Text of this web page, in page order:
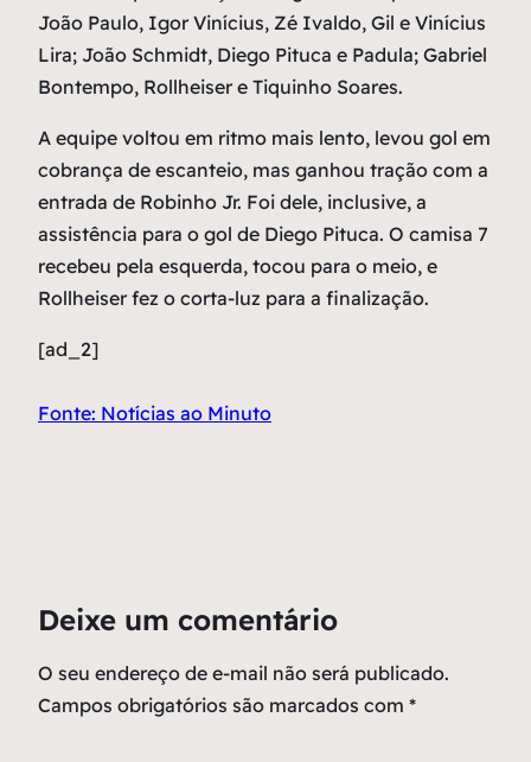
João Paulo, Igor Vinícius, Zé Ivaldo, Gil e Vinícius
Lira; João Schmidt, Diego Pituca e Padula; Gabriel
Bontempo, Rollheiser e Tiquinho Soares.
A equipe voltou em ritmo mais lento, levou gol em
cobrança de escanteio, mas ganhou tração com a
entrada de Robinho Jr. Foi dele, inclusive, a
assistência para o gol de Diego Pituca. O camisa 7
recebeu pela esquerda, tocou para o meio, e
Rollheiser fez o corta-luz para a finalização.
[ad_2]
Fonte: Notícias ao Minuto
Deixe um comentário
O seu endereço de e-mail não será publicado.
Campos obrigatórios são marcados com *